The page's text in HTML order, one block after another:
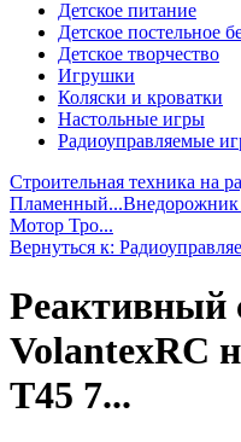
Детское питание
Детское постельное
Детское творчество
Игрушки
Коляски и кроватки
Настольные игры
Радиоуправляемые
Строительная техника на
Пламенный...Внедорожник
Мотор Тро...
Вернуться к:
Реактивный
VolantexRC
T45 7...